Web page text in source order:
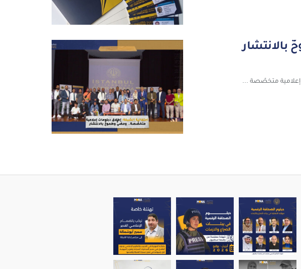
إعلامية متخصّصة ...
يحصل المشا
الزميل الإعلامي سمير أبو شمالة إلى م
الجزء الثاني ) تدعوكم
وانتم بخير#عيدالفطرالمبارك #menaeditors